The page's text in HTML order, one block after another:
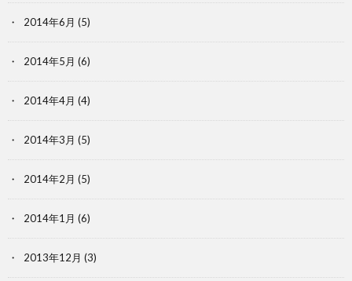
2014年6月 (5)
2014年5月 (6)
2014年4月 (4)
2014年3月 (5)
2014年2月 (5)
2014年1月 (6)
2013年12月 (3)